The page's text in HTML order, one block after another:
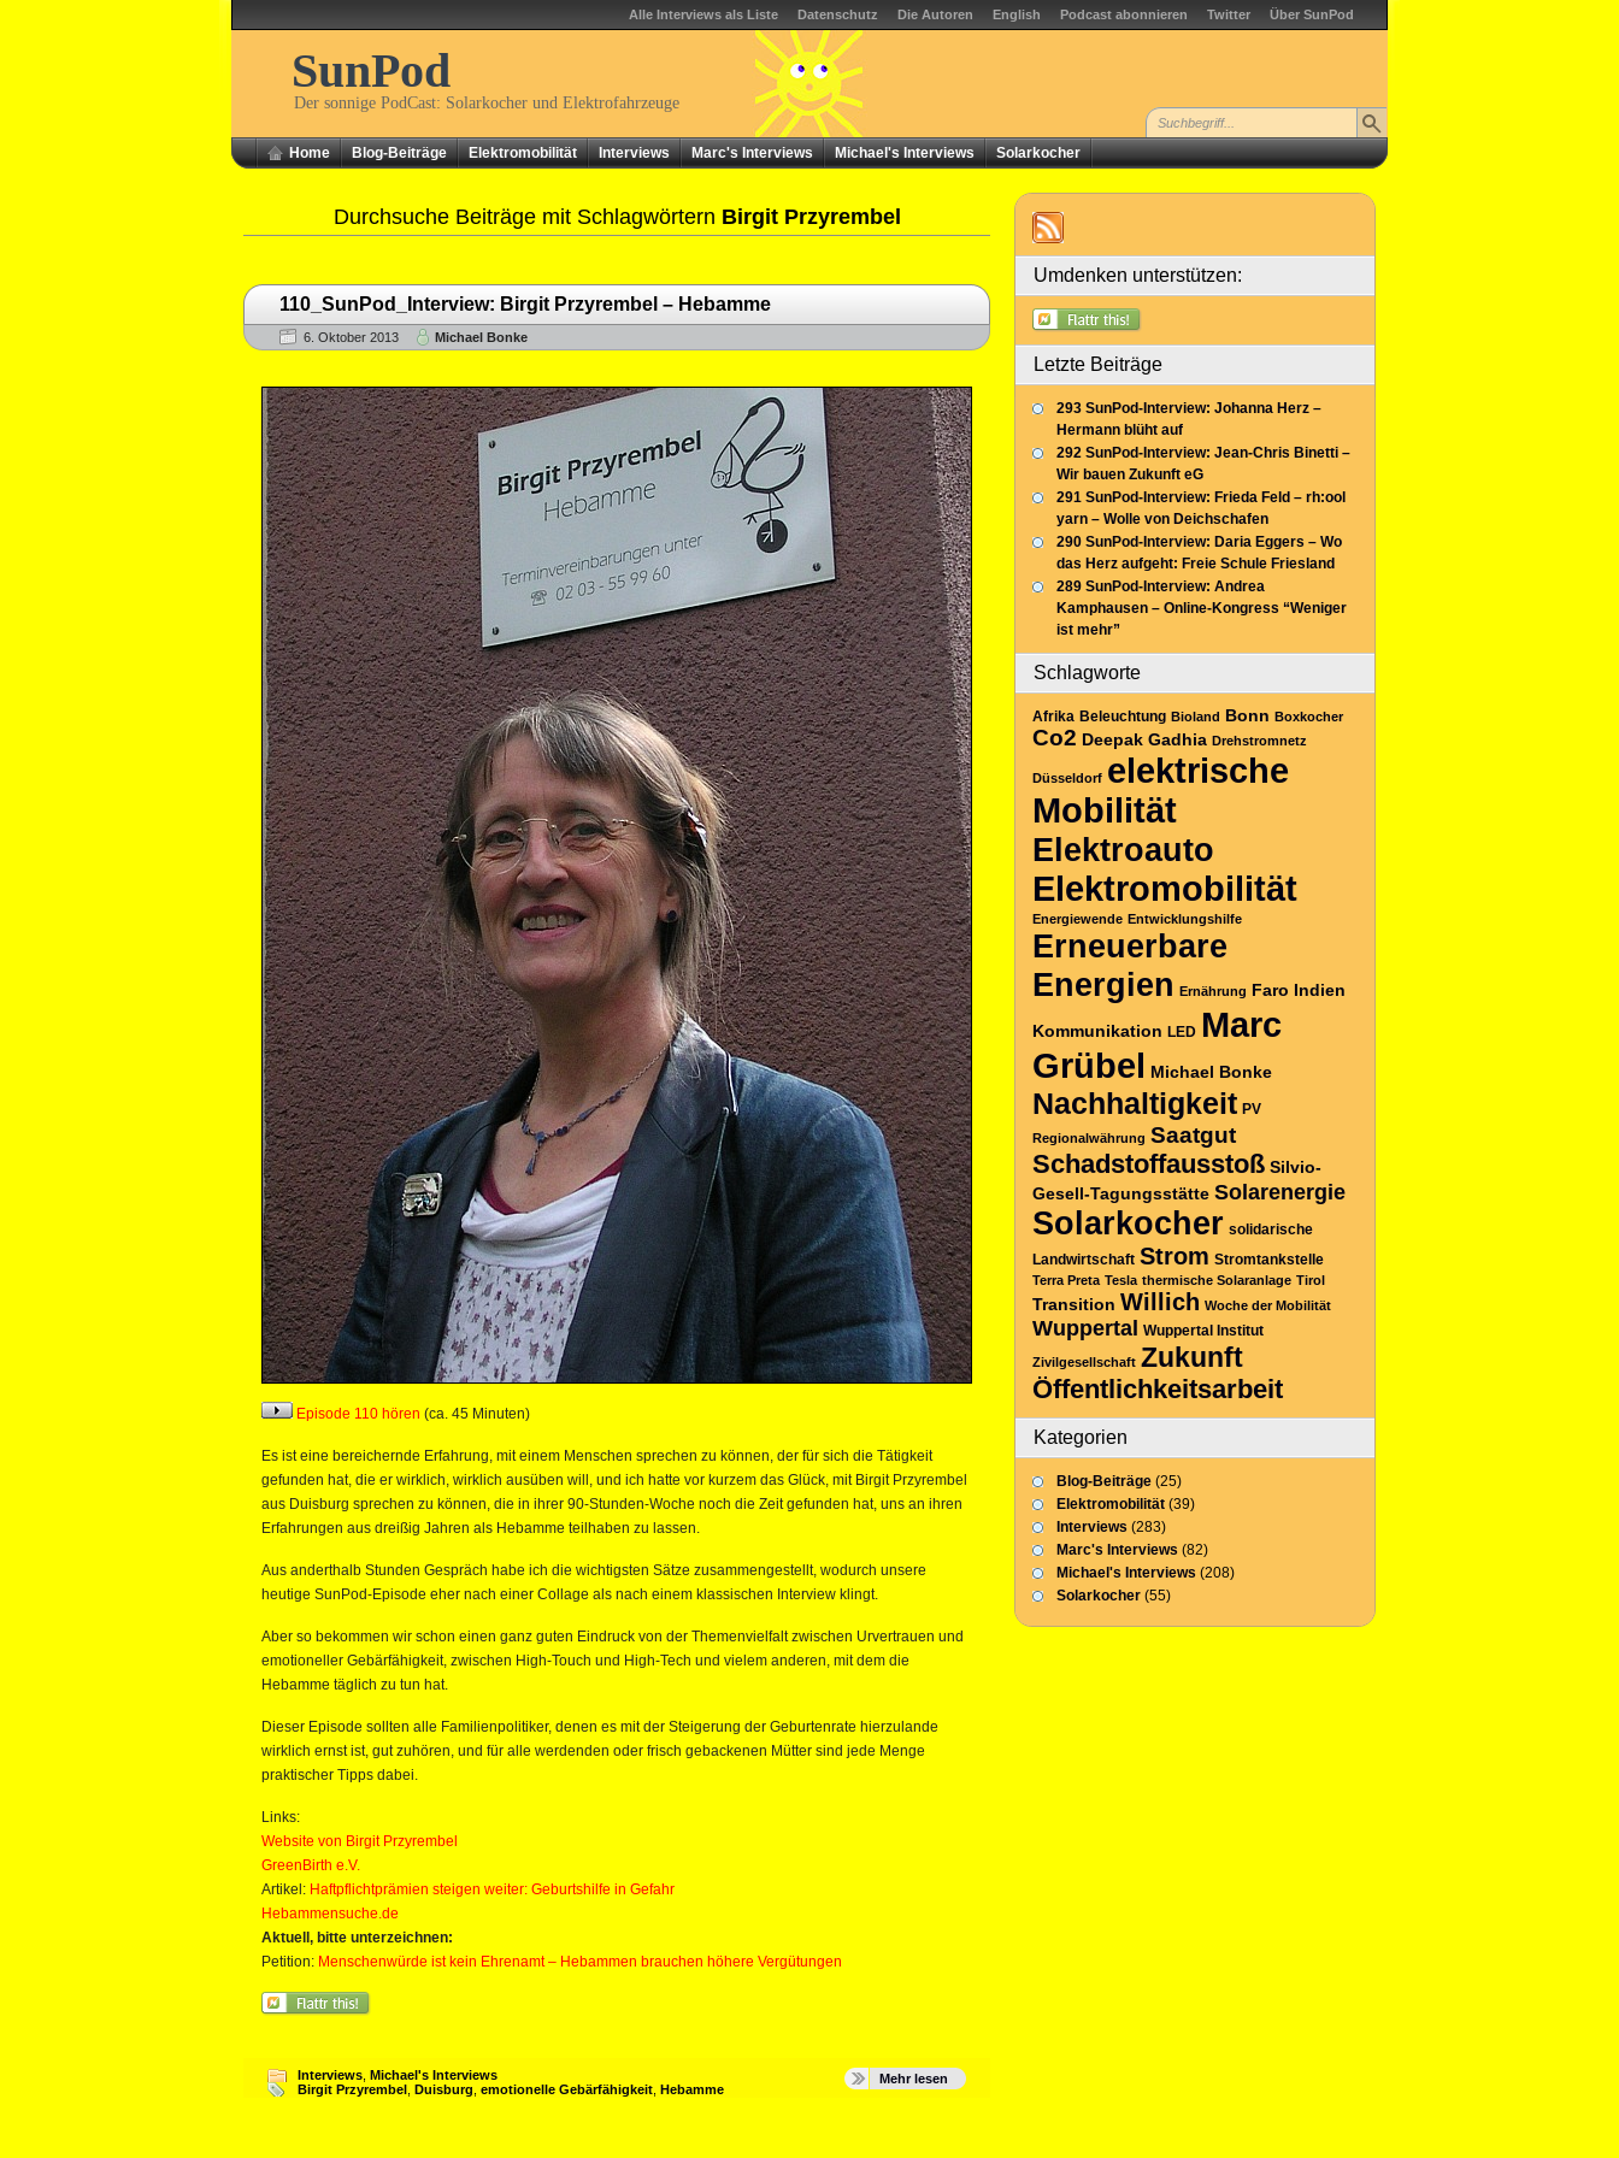
Alle Interviews als Liste Datenschutz Die Autoren English Podcast abonnieren Twitter Über SunPod
SunPod
Der sonnige PodCast: Solarkocher und Elektrofahrzeuge
Home Blog-Beiträge Elektromobilität Interviews Marc's Interviews Michael's Interviews Solarkocher
Durchsuche Beiträge mit Schlagwörtern Birgit Przyrembel
110_SunPod_Interview: Birgit Przyrembel – Hebamme
6. Oktober 2013 Michael Bonke
Episode 110 hören (ca. 45 Minuten)
Es ist eine bereichernde Erfahrung, mit einem Menschen sprechen zu können, der für sich die Tätigkeit
gefunden hat, die er wirklich, wirklich ausüben will, und ich hatte vor kurzem das Glück, mit Birgit Przyrembel
aus Duisburg sprechen zu können, die in ihrer 90-Stunden-Woche noch die Zeit gefunden hat, uns an ihren
Erfahrungen aus dreißig Jahren als Hebamme teilhaben zu lassen.
Aus anderthalb Stunden Gespräch habe ich die wichtigsten Sätze zusammengestellt, wodurch unsere
heutige SunPod-Episode eher nach einer Collage als nach einem klassischen Interview klingt.
Aber so bekommen wir schon einen ganz guten Eindruck von der Themenvielfalt zwischen Urvertrauen und
emotioneller Gebärfähigkeit, zwischen High-Touch und High-Tech und vielem anderen, mit dem die
Hebamme täglich zu tun hat.
Dieser Episode sollten alle Familienpolitiker, denen es mit der Steigerung der Geburtenrate hierzulande
wirklich ernst ist, gut zuhören, und für alle werdenden oder frisch gebackenen Mütter sind jede Menge
praktischer Tipps dabei.
Links:
Website von Birgit Przyrembel
GreenBirth e.V.
Artikel: Haftpflichtprämien steigen weiter: Geburtshilfe in Gefahr
Hebammensuche.de
Aktuell, bitte unterzeichnen:
Petition: Menschenwürde ist kein Ehrenamt – Hebammen brauchen höhere Vergütungen
Interviews Michael's Interviews
Birgit Przyrembel Duisburg emotionelle Gebärfähigkeit Hebamme
Mehr lesen
Umdenken unterstützen:
Letzte Beiträge
293 SunPod-Interview: Johanna Herz –
Hermann blüht auf
292 SunPod-Interview: Jean-Chris Binetti –
Wir bauen Zukunft eG
291 SunPod-Interview: Frieda Feld – rh:ool
yarn – Wolle von Deichschafen
290 SunPod-Interview: Daria Eggers – Wo
das Herz aufgeht: Freie Schule Friesland
289 SunPod-Interview: Andrea
Kamphausen – Online-Kongress “Weniger
ist mehr”
Schlagworte
Afrika Beleuchtung Bioland Bonn Boxkocher
Co2 Deepak Gadhia Drehstromnetz
Düsseldorf elektrische
Mobilität
Elektroauto
Elektromobilität
Energiewende Entwicklungshilfe
Erneuerbare
Energien Ernährung Faro Indien
Kommunikation LED Marc
Grübel Michael Bonke
Nachhaltigkeit PV
Regionalwährung Saatgut
Schadstoffausstoß Silvio-
Gesell-Tagungsstätte Solarenergie
Solarkocher solidarische
Landwirtschaft Strom Stromtankstelle
Terra Preta Tesla thermische Solaranlage Tirol
Transition Willich Woche der Mobilität
Wuppertal Wuppertal Institut
Zivilgesellschaft Zukunft
Öffentlichkeitsarbeit
Kategorien
Blog-Beiträge (25)
Elektromobilität (39)
Interviews (283)
Marc's Interviews (82)
Michael's Interviews (208)
Solarkocher (55)